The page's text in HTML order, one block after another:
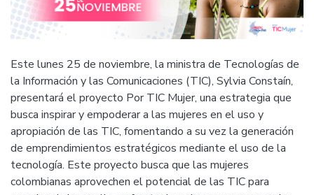
Este lunes 25 de noviembre, la ministra de Tecnologías de
la Información y las Comunicaciones (TIC), Sylvia Constaín,
presentará el proyecto Por TIC Mujer, una estrategia que
busca inspirar y empoderar a las mujeres en el uso y
apropiación de las TIC, fomentando a su vez la generación
de emprendimientos estratégicos mediante el uso de la
tecnología. Este proyecto busca que las mujeres
colombianas aprovechen el potencial de las TIC para